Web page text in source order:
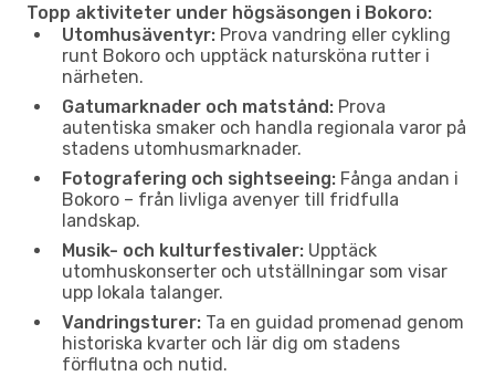
Topp aktiviteter under högsäsongen i Bokoro:
Utomhusäventyr: Prova vandring eller cykling
runt Bokoro och upptäck natursköna rutter i
närheten.
Gatumarknader och matstånd: Prova
autentiska smaker och handla regionala varor på
stadens utomhusmarknader.
Fotografering och sightseeing: Fånga andan i
Bokoro – från livliga avenyer till fridfulla
landskap.
Musik- och kulturfestivaler: Upptäck
utomhuskonserter och utställningar som visar
upp lokala talanger.
Vandringsturer: Ta en guidad promenad genom
historiska kvarter och lär dig om stadens
förflutna och nutid.